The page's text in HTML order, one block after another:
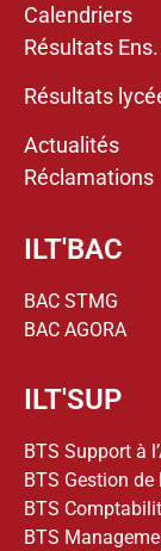
Calendriers
Résultats
Résultats
Actualités
Réclamations
ILT'BAC
BAC STMG
BAC AGORA
ILT'SUP
BTS Support à
BTS Gestion de
BTS
BTS